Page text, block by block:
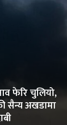
फेरि चुलियो,
सैन्य अखडामा